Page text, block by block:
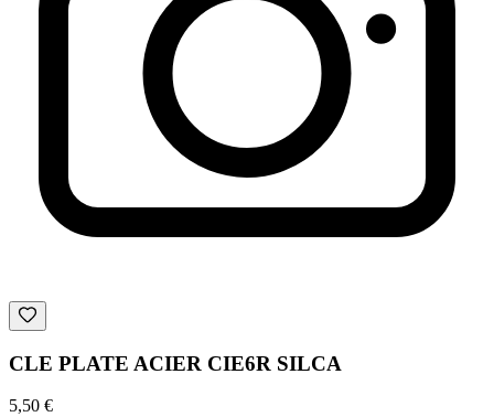
CLE PLATE ACIER CIE6R SILCA
5,50 €